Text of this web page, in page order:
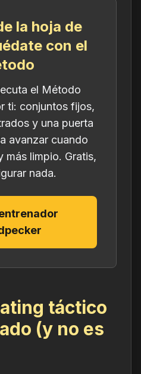
la hoja de
con el
el Método
ti: conjuntos fijos,
y una puerta
avanzar cuando
más limpio. Gratis,
nada.
táctico
(y no es